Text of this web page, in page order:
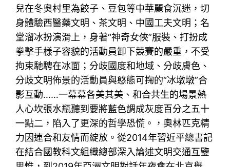
兒在冬奧村里為餃子、豆包等中華麗食沉迷，切
身體驗西醫藥文明、茶文明、中國工夫文明；名
堂溜冰扮演滑上，身著“神奇女俠”服裝、打扮成
拳擊手樣子容貌的活動員卸下競賽的嚴重，不受
拘束馳騁在冰面；分歧國度和地域、分歧膚色、
分歧文明佈景的活動員與憨態可掬的“冰墩墩”合
影互動……一幕幕各美其美、和合共生的場景熱
人心坎張水瓶聽到要將藍色調成灰度百分之五十
一點二，陷入了更深的哲學恐慌。，奧林匹克精
力因連合和友情而綻放。從2014年習近平總書記
在結合國教科文組織總部深入論述文明交通互鑒